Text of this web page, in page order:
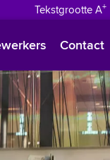
Tekstgrootte A+
Polski
Türkçe
Arabisch
Contact